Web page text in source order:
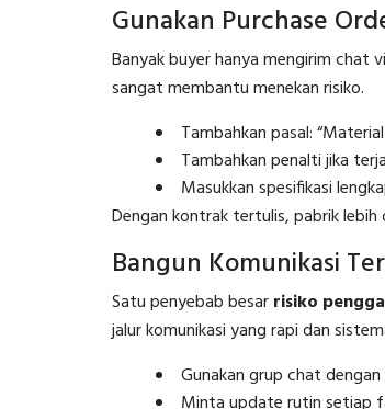
Gunakan Purchase
Banyak buyer hanya mengirim chat
sangat membantu menekan risiko.
Tambahkan pasal:
Tambahkan penalti jika
Masukkan spesifikasi
Dengan kontrak tertulis, pabrik
Bangun Komunikasi
Satu penyebab besarrisiko
jalur komunikasi yang rapi dan
Gunakan grup chat